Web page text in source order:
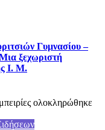
Γυμνασίου –
ξεχωριστή
Ι. Μ.
ολοκληρώθηκε